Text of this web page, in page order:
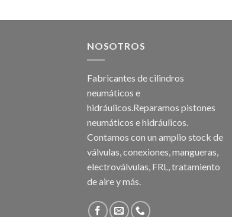
NOSOTROS
Fabricantes de cilindros
neumáticos e
hidráulicos.Reparamos pistones
neumáticos e hidráulicos.
Contamos con un amplio stock de
válvulas, conexiones, mangueras,
electroválvulas, FRL, tratamiento
de aire y más.